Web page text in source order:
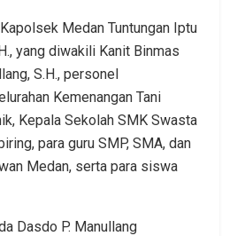
Medan Tuntungan Iptu
yang diwakili Kanit Binmas
S.H., personel
Kemenangan Tani
Kepala Sekolah SMK Swasta
para guru SMP, SMA, dan
Medan, serta para siswa
Dasdo P. Manullang